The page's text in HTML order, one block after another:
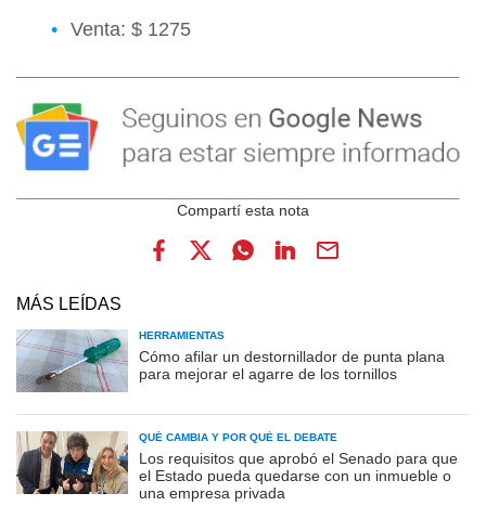
Venta: $ 1275
MÁS LEÍDAS
HERRAMIENTAS
Cómo afilar un destornillador de punta plana
para mejorar el agarre de los tornillos
QUÉ CAMBIA Y POR QUÉ EL DEBATE
Los requisitos que aprobó el Senado para que
el Estado pueda quedarse con un inmueble o
una empresa privada